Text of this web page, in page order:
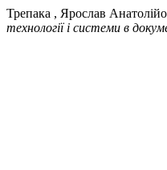
Трепака , Ярослав
технології і системи в